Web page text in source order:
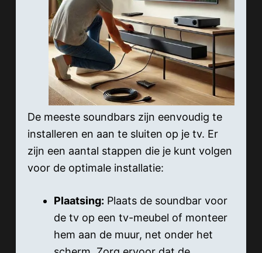
De meeste soundbars zijn eenvoudig te
installeren en aan te sluiten op je tv. Er
zijn een aantal stappen die je kunt volgen
voor de optimale installatie:
Plaatsing: Plaats de soundbar voor
de tv op een tv-meubel of monteer
hem aan de muur, net onder het